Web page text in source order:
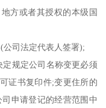
方或者其授权的本级国
公司法定代表人签署);
规定公司名称变更必须
证书复印件;变更住所的
申请登记的经营范围中